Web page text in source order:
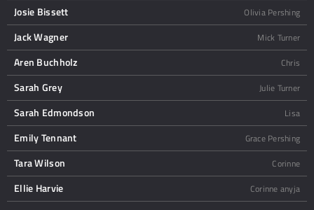
Josie Bissett
Olivia Pershing
Jack Wagner Mick Turner
Aren Buchholz Chris
Sarah Grey Julie Turner
Sarah Edmondson Lisa
Emily Tennant Grace Pershing
Tara Wilson Corinne
Ellie Harvie Corinne anyja